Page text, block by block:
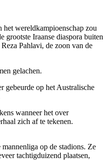
wereldkampioenschap zou
grootste Iraanse diaspora buiten
Pahlavi, de zoon van de
gelachen.
gebeurde op het Australische
wanneer het over
zich af te tekenen.
op de stadions. Ze
tachtigduizend plaatsen,